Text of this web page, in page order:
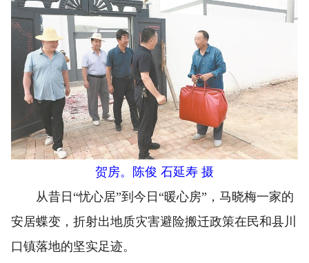
贺房。陈俊 石延寿 摄
从昔日“忧心居”到今日“暖心房”，马晓梅一家的
安居蝶变，折射出地质灾害避险搬迁政策在民和县川
口镇落地的坚实足迹。